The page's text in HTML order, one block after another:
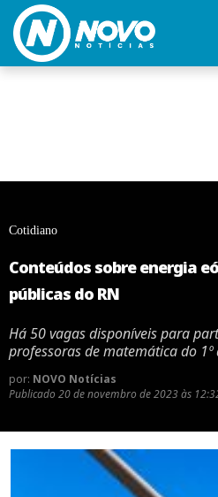
Cotidiano
Conteúdos sobre energia
públicas do RN
Há 50 vagas disponíveis para
professoras de matemática do
por: NOVO Notícias
Publicado 20 de novembro de 2023 às